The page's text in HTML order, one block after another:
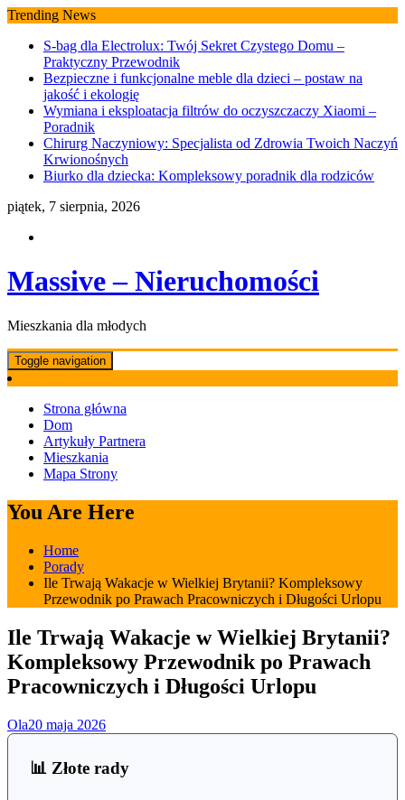
Skip
content
Trending News
S-bag dla Electrolux: Twój Sekret Czystego Domu –
Praktyczny Przewodnik
Bezpieczne i funkcjonalne meble dla dzieci – postaw na
jakość i ekologię
Wymiana i eksploatacja filtrów do oczyszczaczy Xiaomi –
Poradnik
Chirurg Naczyniowy: Specjalista od Zdrowia Twoich Naczyń
Krwionośnych
Biurko dla dziecka: Kompleksowy poradnik dla rodziców
piątek, 7 sierpnia, 2026
Massive – Nieruchomości
Mieszkania dla młodych
Toggle navigation
Strona główna
Dom
Artykuły Partnera
Mieszkania
Mapa Strony
You Are Here
Home
Porady
Ile Trwają Wakacje w Wielkiej Brytanii? Kompleksowy
Przewodnik po Prawach Pracowniczych i Długości Urlopu
Ile Trwają Wakacje w Wielkiej Brytanii?
Kompleksowy Przewodnik po Prawach
Pracowniczych i Długości Urlopu
Ola20 maja 2026
📊 Złote rady